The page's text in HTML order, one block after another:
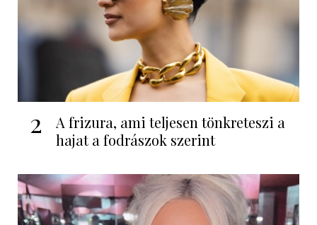
2
A frizura, ami teljesen tönkreteszi a
hajat a fodrászok szerint